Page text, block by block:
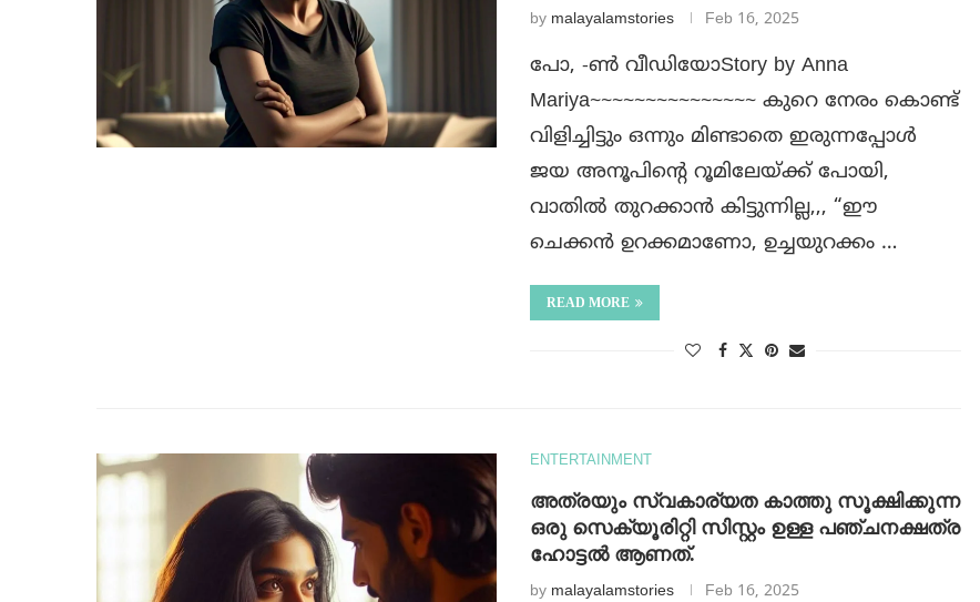
by malayalamstories Feb 16, 2025
പോ, -ൺ വീഡിയോStory by Anna
Mariya~~~~~~~~~~~~~~~ കുറെ നേരം കൊണ്ട്
വിളിച്ചിട്ടും ഒന്നും മിണ്ടാതെ ഇരുന്നപ്പോൾ
ജയ അനൂപിന്റെ റൂമിലേയ്ക്ക് പോയി,
വാതിൽ തുറക്കാൻ കിട്ടുന്നില്ല,,, “ഈ
ചെക്കൻ ഉറക്കമാണോ, ഉച്ചയുറക്കം …
READ MORE
ENTERTAINMENT
അത്രയും സ്വകാര്യത കാത്തു സൂക്ഷിക്കുന്ന
ഒരു സെക്യൂരിറ്റി സിസ്റ്റം ഉള്ള പഞ്ചനക്ഷത്ര
ഹോട്ടൽ ആണത്.
by malayalamstories Feb 16, 2025